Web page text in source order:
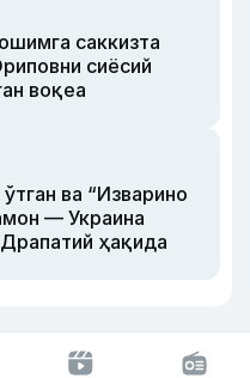
саккизта
сиёсий
воқеа
ва “Изварино
— Украина
ҳақида